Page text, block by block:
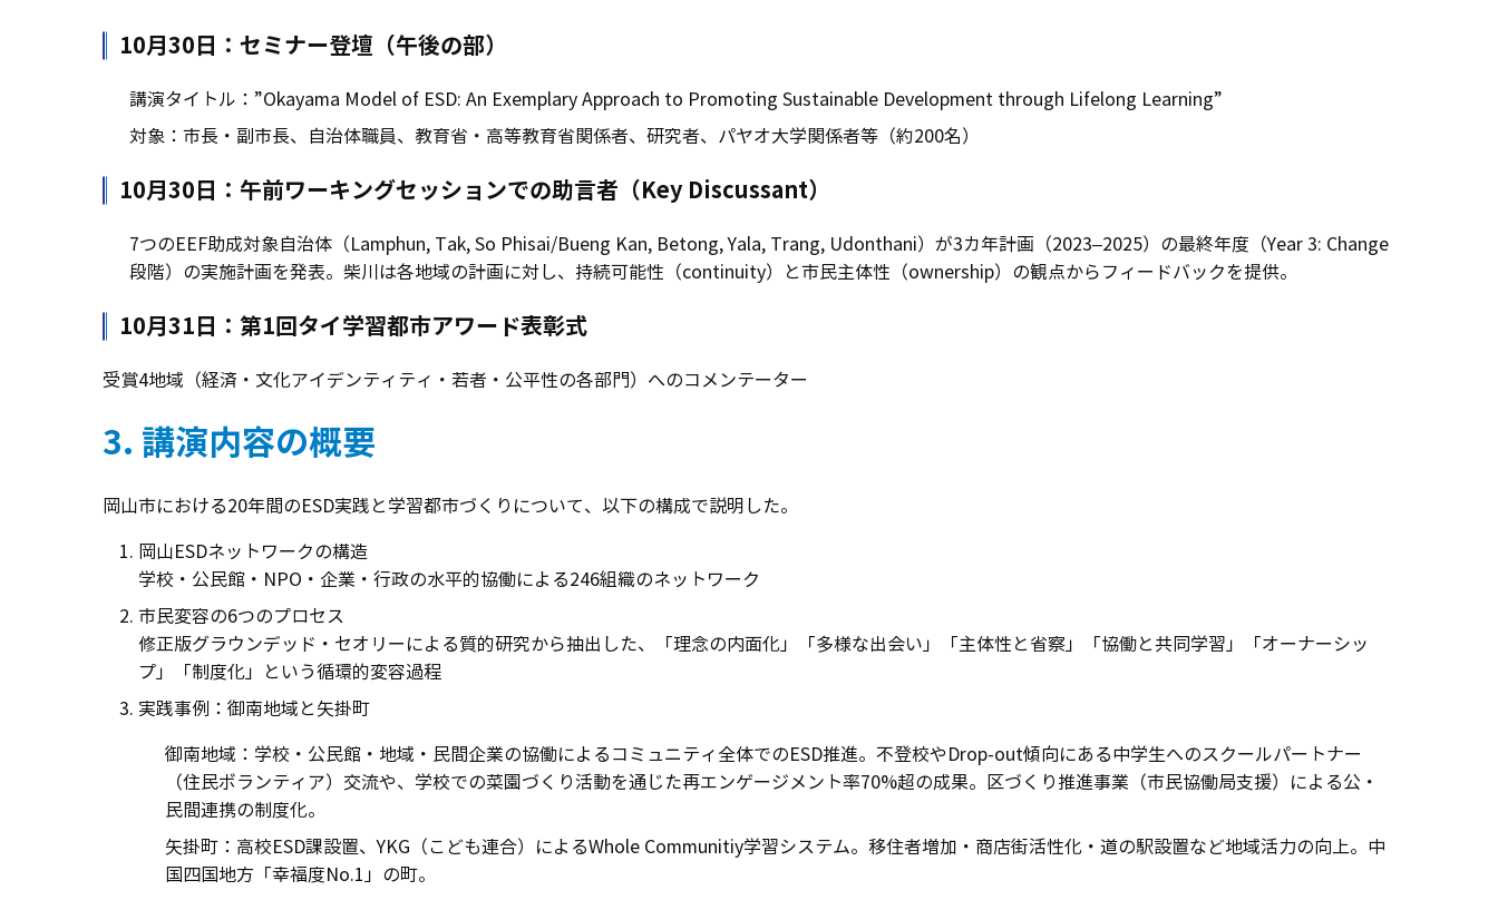
10月30日：セミナー登壇（午後の部）
講演タイトル：”Okayama Model of ESD: An Exemplary Approach to Promoting Sustainable Development through Lifelong Learning”
対象：市長・副市長、自治体職員、教育省・高等教育省関係者、研究者、パヤオ大学関係者等（約200名）
10月30日：午前ワーキングセッションでの助言者（Key Discussant）
7つのEEF助成対象自治体（Lamphun, Tak, So Phisai/Bueng Kan, Betong, Yala, Trang, Udonthani）が3カ年計画（2023–2025）の最終年度（Year 3: Change
段階）の実施計画を発表。柴川は各地域の計画に対し、持続可能性（continuity）と市民主体性（ownership）の観点からフィードバックを提供。
10月31日：第1回タイ学習都市アワード表彰式
受賞4地域（経済・文化アイデンティティ・若者・公平性の各部門）へのコメンテーター
3. 講演内容の概要
岡山市における20年間のESD実践と学習都市づくりについて、以下の構成で説明した。
岡山ESDネットワークの構造
学校・公民館・NPO・企業・行政の水平的協働による246組織のネットワーク
市民変容の6つのプロセス
修正版グラウンデッド・セオリーによる質的研究から抽出した、「理念の内面化」「多様な出会い」「主体性と省察」「協働と共同学習」「オーナーシッ
プ」「制度化」という循環的変容過程
実践事例：御南地域と矢掛町
御南地域：学校・公民館・地域・民間企業の協働によるコミュニティ全体でのESD推進。不登校やDrop-out傾向にある中学生へのスクールパートナー
（住民ボランティア）交流や、学校での菜園づくり活動を通じた再エンゲージメント率70%超の成果。区づくり推進事業（市民協働局支援）による公・
民間連携の制度化。
矢掛町：高校ESD課設置、YKG（こども連合）によるWhole Communitiy学習システム。移住者増加・商店街活性化・道の駅設置など地域活力の向上。中
国四国地方「幸福度No.1」の町。